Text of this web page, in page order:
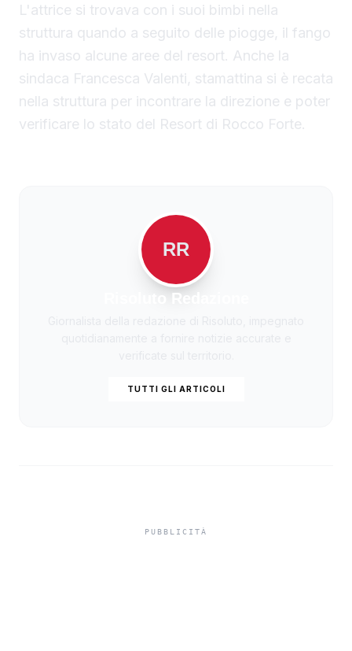
L'attrice si trovava con i suoi bimbi nella
struttura quando a seguito delle piogge, il fango
ha invaso alcune aree del resort. Anche la
sindaca Francesca Valenti, stamattina si è recata
nella struttura per incontrare la direzione e poter
verificare lo stato del Resort di Rocco Forte.
RR
Risoluto Redazione
TUTTI GLI ARTICOLI